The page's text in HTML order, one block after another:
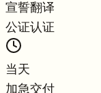
宣誓翻译
公证认证
当天
加急交付